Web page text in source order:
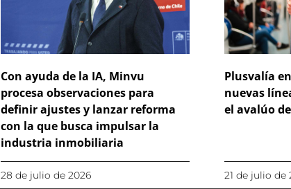
Con ayuda de la IA, Minvu
procesa observaciones para
definir ajustes y lanzar reforma
con la que busca impulsar la
industria inmobiliaria
28 de julio de 2026
Plusvalía
nuevas
el avalúo
21 de julio de